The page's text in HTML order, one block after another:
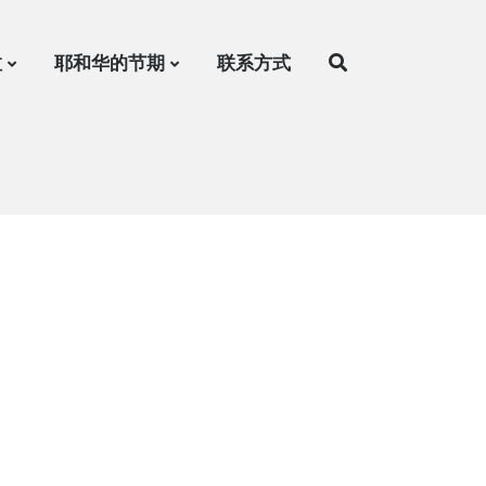
耶和华的节期 联系方式